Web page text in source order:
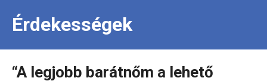
Érdekességek
“A legjobb barátnőm a lehető